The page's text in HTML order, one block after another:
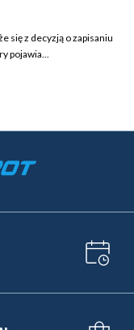
się z decyzją o zapisaniu
pojawia...